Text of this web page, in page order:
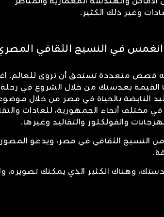
وغير ذلك الكثير.
انغمس في النسيج الثقافي
قصص متعددة تستحق أن تروى للعالم.
بعدستك من خلال الشروع في رحلة
النابضة بالحياة في مصر من خلال
مختلف أنحاء الجمهورية، للعادات
والفولكلور والتقاليد وغيرها.
النسيج الثقافي في مصر، ويدعو
وهناك الكثير الذي يمكنك تصويره،